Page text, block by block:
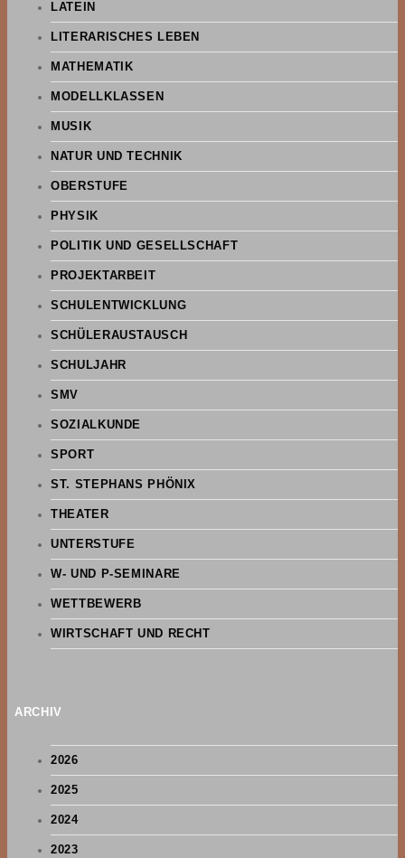
LATEIN
LITERARISCHES LEBEN
MATHEMATIK
MODELLKLASSEN
MUSIK
NATUR UND TECHNIK
OBERSTUFE
PHYSIK
POLITIK UND GESELLSCHAFT
PROJEKTARBEIT
SCHULENTWICKLUNG
SCHÜLERAUSTAUSCH
SCHULJAHR
SMV
SOZIALKUNDE
SPORT
ST. STEPHANS PHÖNIX
THEATER
UNTERSTUFE
W- UND P-SEMINARE
WETTBEWERB
WIRTSCHAFT UND RECHT
ARCHIV
2026
2025
2024
2023